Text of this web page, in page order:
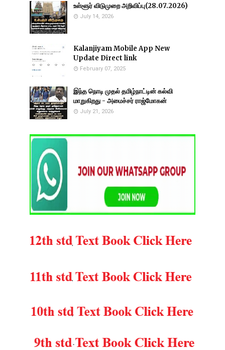
உள்ளூர் விடுமுறை அறிவிப்பு(28.07.2026)
July 14, 2026
Kalanjiyam Mobile App New
Update Direct link
February 07, 2025
இந்த நொடி முதல் தமிழ்நாட்டின் கல்வி
மாறுகிறது - அமைச்சர் ராஜ்மோகன்
July 21, 2026